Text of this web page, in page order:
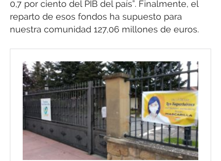
0,7 por ciento del PIB del país”. Finalmente, el
reparto de esos fondos ha supuesto para
nuestra comunidad 127,06 millones de euros.